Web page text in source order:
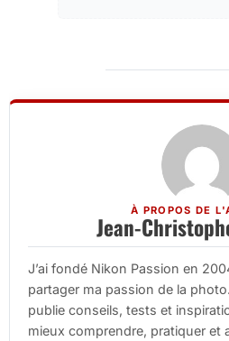
À PROPOS DE
Jean-
J’ai fondé Nikon Passion en
partager ma passion de la
publie conseils, tests et
mieux comprendre, pratiquer et